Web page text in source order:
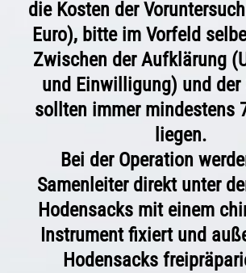
die Kosten der
Euro), bitte im Vorfeld
Zwischen der Aufklärung
und Einwilligung) und der
sollten immer mindestens
liegen.
Bei der Operation
Samenleiter direkt unter
Hodensacks mit einem
Instrument fixiert und
Hodensacks